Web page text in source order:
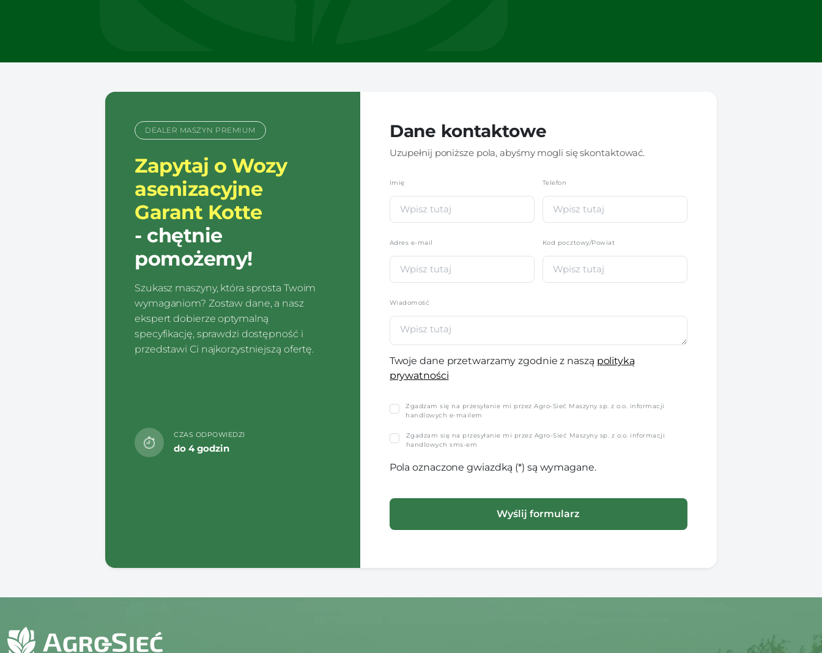
DEALER MASZYN PREMIUM
Zapytaj o Wozy
asenizacyjne
Garant Kotte
- chętnie
pomożemy!
Szukasz maszyny, która sprosta Twoim
wymaganiom? Zostaw dane, a nasz
ekspert dobierze optymalną
specyfikację, sprawdzi dostępność i
przedstawi Ci najkorzystniejszą ofertę.
CZAS ODPOWIEDZI
do 4 godzin
Dane kontaktowe
Uzupełnij poniższe pola, abyśmy mogli się skontaktować.
Imię Telefon
Adres e-mail Kod pocztowy/Powiat
Wiadomość
Twoje dane przetwarzamy zgodnie z naszą polityką
prywatności
Zgadzam się na przesyłanie mi przez Agro-Sieć Maszyny sp. z o.o. informacji
handlowych e-mailem
Zgadzam się na przesyłanie mi przez Agro-Sieć Maszyny sp. z o.o. informacji
handlowych sms-em
Pola oznaczone gwiazdką (*) są wymagane.